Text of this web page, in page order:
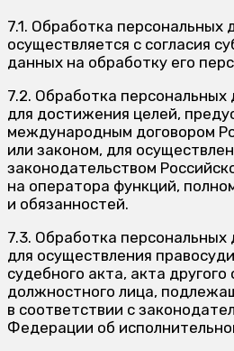
7.1. Обработка персональных
осуществляется с согласия
данных на обработку его
7.2. Обработка
для достижения целей,
международным договором
или законом, для
законодательством
на оператора функций,
и обязанностей.
7.3. Обработка
для осуществления
судебного акта, акта другого
должностного лица,
в соответствии с
Федерации об